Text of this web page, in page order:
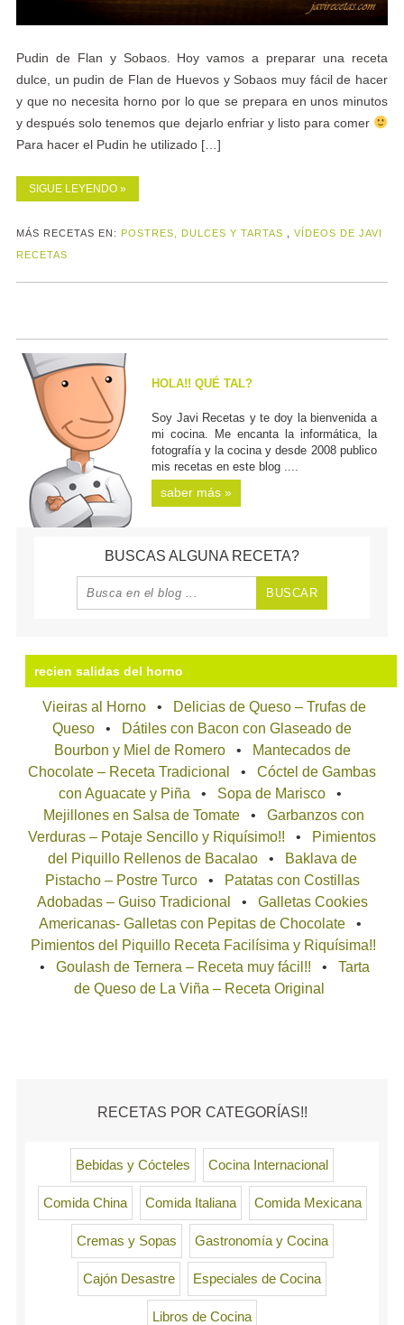
Pudin de Flan y Sobaos. Hoy vamos a preparar una receta
dulce, un pudin de Flan de Huevos y Sobaos muy fácil de hacer
y que no necesita horno por lo que se prepara en unos minutos
y después solo tenemos que dejarlo enfriar y listo para comer
Para hacer el Pudin he utilizado […]
SIGUE LEYENDO »
MÁS RECETAS EN: POSTRES, DULCES Y TARTAS
VÍDEOS DE JAVI
RECETAS
HOLA!! QUÉ TAL?
Soy Javi Recetas y te doy la bienvenida a
mi cocina. Me encanta la informática, la
fotografía y la cocina y desde 2008 publico
mis recetas en este blog ....
saber más »
BUSCAS ALGUNA RECETA?
recien salidas del horno
Vieiras al Horno
Delicias de Queso – Trufas de
Queso
Dátiles con Bacon con Glaseado de
Bourbon y Miel de Romero
Mantecados de
Chocolate – Receta Tradicional
Cóctel de Gambas
con Aguacate y Piña
Sopa de Marisco
Mejillones en Salsa de Tomate
Garbanzos con
Verduras – Potaje Sencillo y Riquísimo!!
Pimientos
del Piquillo Rellenos de Bacalao
Baklava de
Pistacho – Postre Turco
Patatas con Costillas
Adobadas – Guiso Tradicional
Galletas Cookies
Americanas- Galletas con Pepitas de Chocolate
Pimientos del Piquillo Receta Facilísima y Riquísima!!
Goulash de Ternera – Receta muy fácil!!
Tarta
de Queso de La Viña – Receta Original
RECETAS POR CATEGORÍAS!!
Bebidas y Cócteles Cocina Internacional
Comida China Comida Italiana Comida Mexicana
Cremas y Sopas Gastronomía y Cocina
Cajón Desastre Especiales de Cocina
Libros de Cocina